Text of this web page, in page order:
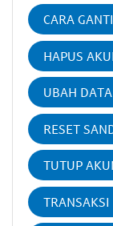
CARA
HAPUS
UBAH
RESET
TUTUP
TRANSAKSI